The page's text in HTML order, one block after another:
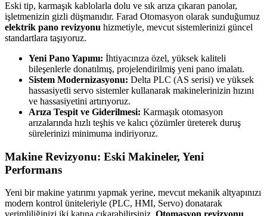
Eski tip, karmaşık kablolarla dolu ve sık arıza çıkaran panolar,
işletmenizin gizli düşmanıdır. Farad Otomasyon olarak sunduğumuz
elektrik pano revizyonu hizmetiyle, mevcut sistemlerinizi güncel
standartlara taşıyoruz.
Yeni Pano Yapımı: İhtiyacınıza özel, yüksek kaliteli
bileşenlerle donatılmış, projelendirilmiş yeni pano imalatı.
Sistem Modernizasyonu: Delta PLC (AS serisi) ve yüksek
hassasiyetli servo sistemler kullanarak makinelerinizin hızını
ve hassasiyetini artırıyoruz.
Arıza Tespit ve Giderilmesi: Karmaşık otomasyon
arızalarında hızlı teşhis ve kalıcı çözümler üreterek duruş
sürelerinizi minimuma indiriyoruz.
Makine Revizyonu: Eski Makineler, Yeni
Performans
Yeni bir makine yatırımı yapmak yerine, mevcut mekanik altyapınızı
modern kontrol üniteleriyle (PLC, HMI, Servo) donatarak